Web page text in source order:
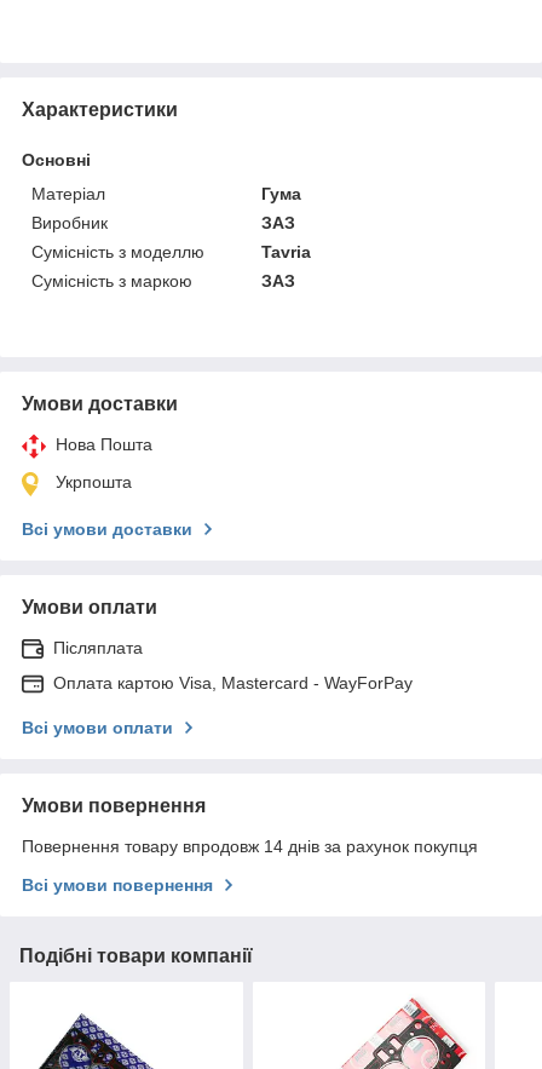
Характеристики
Основні
Матеріал
Гума
Виробник
ЗАЗ
Сумісність з моделлю
Tavria
Сумісність з маркою
ЗАЗ
Умови доставки
Нова Пошта
Укрпошта
Всі умови доставки
Умови оплати
Післяплата
Оплата картою Visa, Mastercard - WayForPay
Всі умови оплати
Умови повернення
Повернення товару впродовж 14 днів за рахунок покупця
Всі умови повернення
Подібні товари компанії